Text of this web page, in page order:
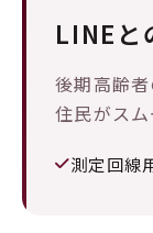
LINEと
後期高齢
住民がスム
測定回線